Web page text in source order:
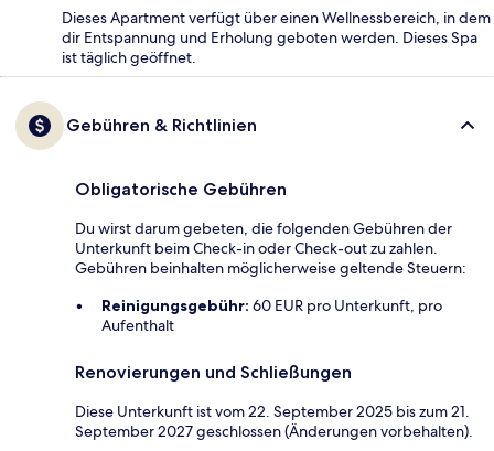
Dieses Apartment verfügt über einen Wellnessbereich, in dem
dir Entspannung und Erholung geboten werden. Dieses Spa
ist täglich geöffnet.
Gebühren & Richtlinien
Obligatorische Gebühren
Du wirst darum gebeten, die folgenden Gebühren der
Unterkunft beim Check-in oder Check-out zu zahlen.
Gebühren beinhalten möglicherweise geltende Steuern:
Reinigungsgebühr: 60 EUR pro Unterkunft, pro
Aufenthalt
Renovierungen und Schließungen
Diese Unterkunft ist vom 22. September 2025 bis zum 21.
September 2027 geschlossen (Änderungen vorbehalten).